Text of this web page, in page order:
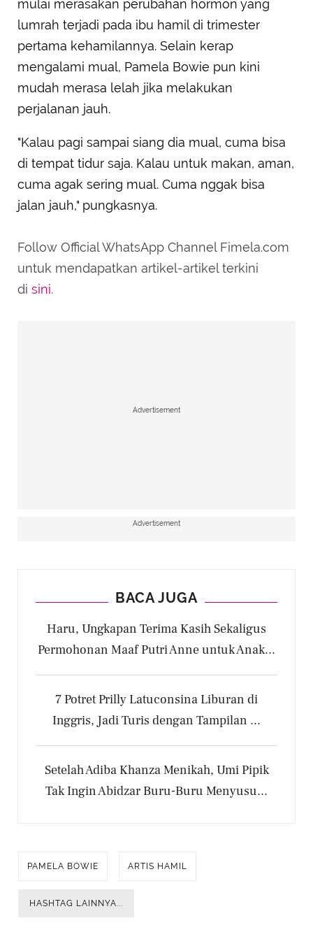
mulai merasakan perubahan hormon yang
lumrah terjadi pada ibu hamil di trimester
pertama kehamilannya. Selain kerap
mengalami mual, Pamela Bowie pun kini
mudah merasa lelah jika melakukan
perjalanan jauh.
"Kalau pagi sampai siang dia mual, cuma bisa
di tempat tidur saja. Kalau untuk makan, aman,
cuma agak sering mual. Cuma nggak bisa
jalan jauh," pungkasnya.
Follow Official WhatsApp Channel Fimela.com
untuk mendapatkan artikel-artikel terkini
di sini.
Advertisement
Advertisement
BACA JUGA
Haru, Ungkapan Terima Kasih Sekaligus
Permohonan Maaf Putri Anne untuk Anak...
7 Potret Prilly Latuconsina Liburan di
Inggris, Jadi Turis dengan Tampilan ...
Setelah Adiba Khanza Menikah, Umi Pipik
Tak Ingin Abidzar Buru-Buru Menyusu...
PAMELA BOWIE ARTIS HAMIL
HASHTAG LAINNYA...